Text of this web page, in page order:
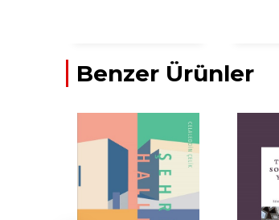
Benzer Ürünler